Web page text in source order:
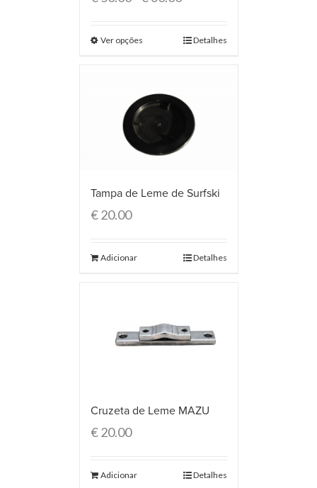
Ver opções Detalhes
Tampa de Leme de Surfski
€20.00
Adicionar Detalhes
Cruzeta de Leme MAZU
€20.00
Adicionar Detalhes